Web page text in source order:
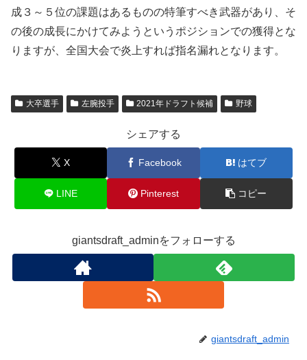
成３～５位の課題はあるものの特筆すべき武器があり、そ
の後の成長にかけてみようというポジションでの獲得とな
りますが、全国大会で炎上すれば指名漏れとなります。
大卒選手 左腕投手 2021年ドラフト候補 野球
シェアする
X Facebook はてブ
LINE Pinterest コピー
giantsdraft_adminをフォローする
giantsdraft_admin